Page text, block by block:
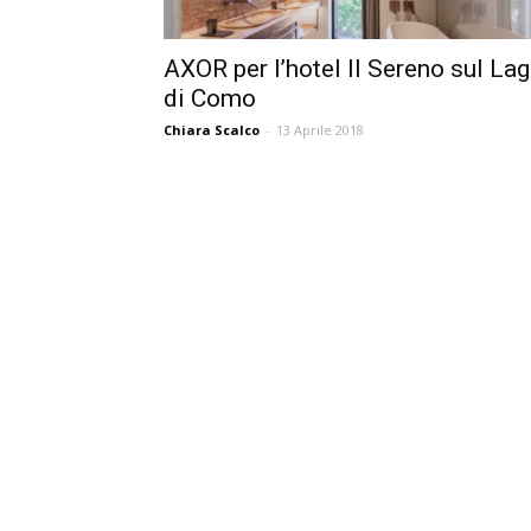
AXOR per l’hotel Il Sereno sul
di Como
Chiara Scalco - 13 Aprile 2018